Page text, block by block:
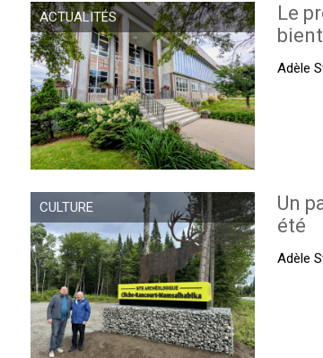
ACTUALITÉS
Le
Adèle
CULTURE
Un
été
Adèle